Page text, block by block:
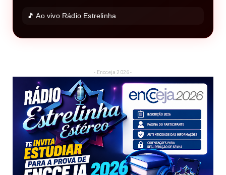
🎵 Ao vivo Rádio Estrelinha
- Encceja 2026 -